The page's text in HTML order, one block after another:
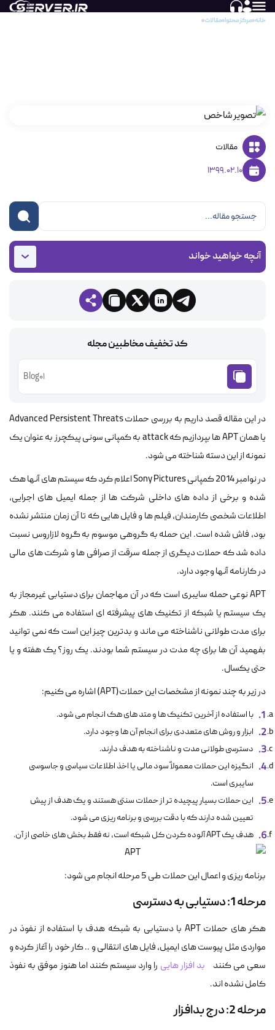
خانه مرکز محتوا مقالات
مقالات
1399.02.10
آنچه خواهید خواند
کد تخفیف مخاطبین مجله
Blog01
در این مقاله قصد داریم به بررسی حملات Advanced Persistent Threats
یا همان APT ها بپردازیم که attack به کمپانی سونی پیکچرز به عنوان یک
نمونه از این دسته شناخته می شود.
در نوامبر 2014 کمپانی Sony Pictures اعلام کرد که سیستم های آنها هک
شده و برخی از داده های داخلی شرکت ها از جمله ایمیل های اجرایی،
اطلاعات شخصی کارمندان، فیلم ها و فایل هایی که تا آن زمان منتشر نشده
بود، فاش شده است. این حمله به گروهی موسوم به گروه لازاروس نسبت
داده شد که حملات دیگری از جمله سرقت از صرافی ها و شرکت های مالی
در کارنامه آنها وجود دارد.
APT نوعی حمله سایبری است که در آن مهاجمان برای دستیابی غیرمجاز به
یک سیستم یا شبکه از تکنیک های پیشرفته ای استفاده می کنند. هکر
برای مدت طولانی ناشناخته می ماند و بدترین چیز این است که نمی توانید
بفهمید آن ها برای چه مدت در سیستم شما بودند. یک روز؟ یک هفته و یا
حتی یکسال.
در زیر به چند نمونه از مشخصات این حملات(APT) اشاره می کنیم:
با استفاده از آخرین تکنیک ها و متد های هک انجام می شود.
ابزار و روش های متعددی برای انجام آن ها وجود دارد.
دسترسی طولانی مدت و ناشناخته به هدف دارند.
انگیزه این حملات معمولاً سود مالی یا اخذ اطلاعات سیاسی و جاسوسی
سایبری است.
این حملات بسیار پیچیده تر از حملات سنتی هستند و یک هدف از پیش
تعیین شده دارند که با دقت بررسی و برنامه ریزی می شود.
هدف یک APT آلوده کردن کل شبکه است، نه فقط بخش های خاصی از آن.
برنامه ریزی و اعمال این حملات طی 5 مرحله انجام می شود:
مرحله 1: دستیابی به دسترسی
هکر های حملات APT با دستیابی به شبکه هدف با استفاده از نفوذ در
مواردی مثل پیوست های ایمیل، فایل های انتقالی و .. کار خود را آغاز کرده و
سعی می کنند بد افزار هایی را وارد سیستم کنند اما هنوز موفق به نفوذ
کامل نشده اند.
مرحله 2: درج بدافزار